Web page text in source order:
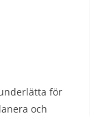
för
och